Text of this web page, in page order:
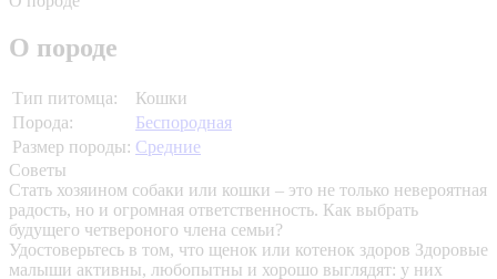
О породе
Тип питомца:
Кошки
Порода:
Беспородная
Размер породы: Средние
Советы
Стать хозяином собаки или кошки – это не только невероятная
радость, но и огромная ответственность. Как выбрать
будущего четвероного члена семьи?
Удостоверьтесь в том, что щенок или котенок здоров Здоровые
малыши активны, любопытны и хорошо выглядят: у них